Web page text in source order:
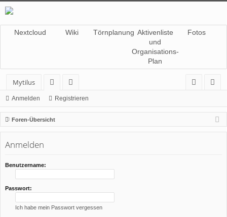
Nextcloud Wiki Törnplanung Aktivenliste
und
Organisations-
Plan
Fotos
Mytilus
or
en
itg
lie
de
m
el
ist
rie
Anmelden Registrieren
Foren-Übersicht
Anmelden
Benutzername:
Passwort:
Ich habe mein Passwort vergessen